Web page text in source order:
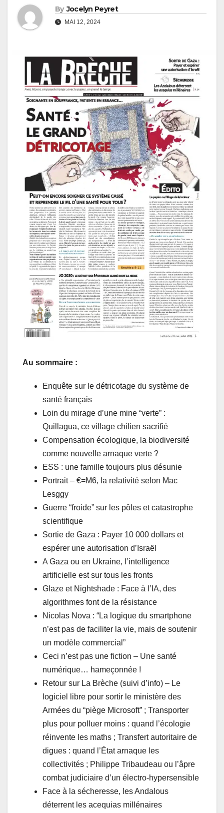
By Jocelyn Peyret
MAI 12, 2024
Au sommaire :
Enquête sur le détricotage du système de
santé français
Loin du mirage d’une mine “verte” :
Quillagua, ce village chilien sacrifié
Compensation écologique, la biodiversité
comme nouvelle arnaque verte ?
ESS : une famille toujours plus désunie
Portrait – €=M6, la relativité selon Mac
Lesggy
Guerre “froide” sur les pôles et catastrophe
scientifique
Sortie de Gaza : Payer 10 000 dollars et
espérer une autorisation d’Israël
A Gaza ou en Ukraine, l’intelligence
artificielle est sur tous les fronts
Glaze et Nightshade : Face à l’IA, des
algorithmes font de la résistance
Nicolas Nova : “La logique du smartphone
n’est pas de faciliter la vie, mais de soutenir
un modèle commercial”
Ceci n’est pas une fiction – Une santé
numérique… hameçonnée !
Retour sur La Brèche (suivi d’info) – Le
logiciel libre pour sortir le ministère des
Armées du “piège Microsoft” ; Transporter
plus pour polluer moins : quand l’écologie
réinvente les maths ; Transfert autoritaire de
digues : quand l’État arnaque les
collectivités ; Philippe Tribaudeau ou l’âpre
combat judiciaire d’un électro-hypersensible
Face à la sécheresse, les Andalous
déterrent les acequias millénaires